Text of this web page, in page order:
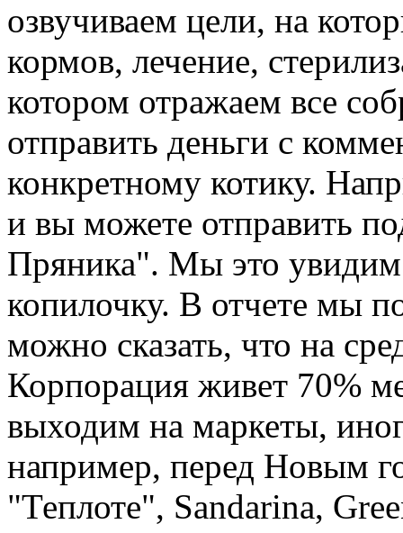
озвучиваем цели, на
кормов, лечение,
котором отражаем все
отправить деньги с
конкретному котику.
и вы можете отправить
Пряника". Мы это
копилочку. В отчете мы
можно сказать, что на
Корпорация живет 70%
выходим на маркеты,
например, перед Новым
"Теплоте", Sandarina,